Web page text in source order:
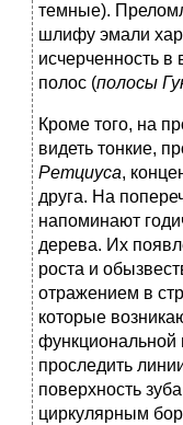
темные).
шлифу эмали
исчерченность
полос (полосы
Кроме того, на
видеть тонкие,
Ретциуса,
друга. На
напоминают
дерева. Их
роста и
отражением в
которые
функциональной
проследить
поверхность
циркулярным